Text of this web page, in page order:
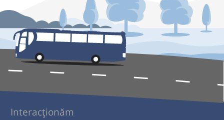
Interacționăm